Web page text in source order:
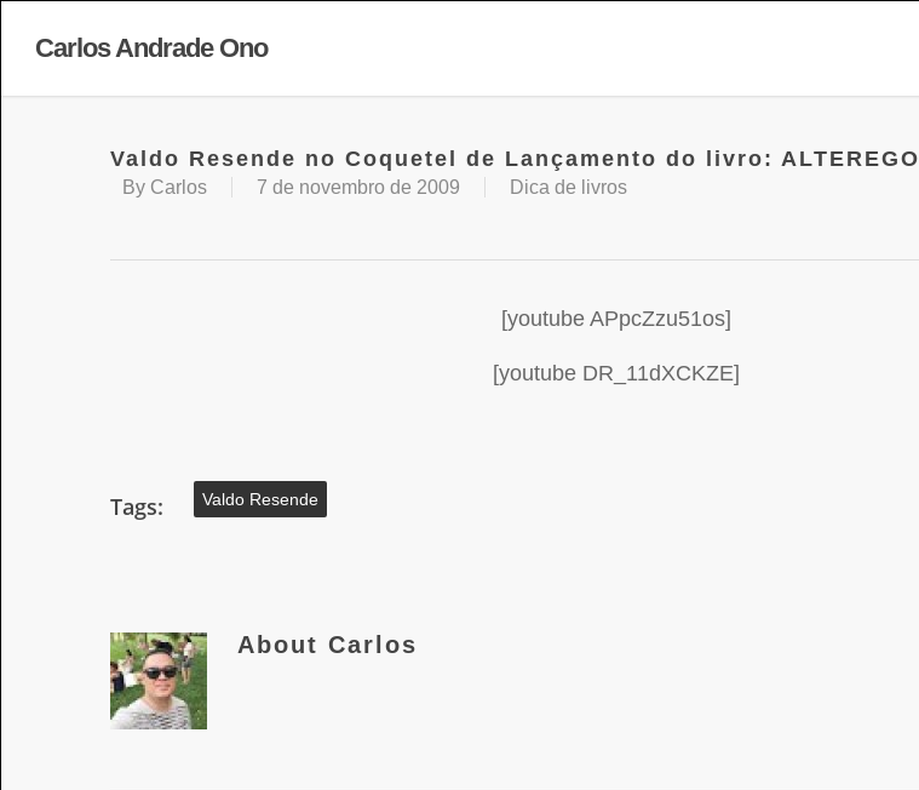
Carlos Andrade Ono
Valdo Resende no Coquetel de Lançamento do livro: ALTEREGO
By Carlos 7 de novembro de 2009 Dica de livros
[youtube APpcZzu51os]
[youtube DR_11dXCKZE]
Tags: Valdo Resende
About Carlos